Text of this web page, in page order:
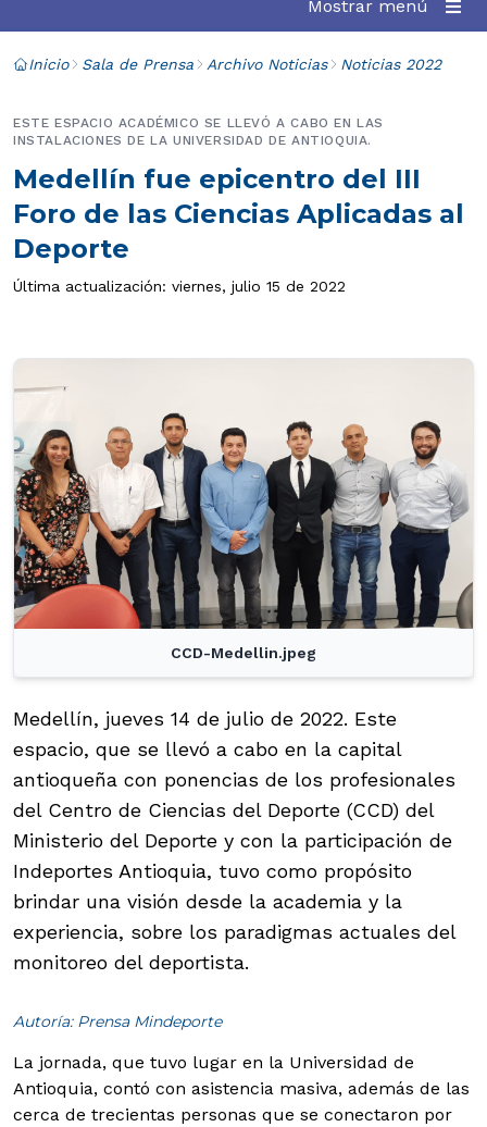
Mostrar menú
Inicio Sala de Prensa Archivo Noticias Noticias 2022
Medellín fue epicentro del III
Foro de las Ciencias Aplicadas al
Deporte
ESTE ESPACIO ACADÉMICO SE LLEVÓ A CABO EN LAS
INSTALACIONES DE LA UNIVERSIDAD DE ANTIOQUIA.
Última actualización: viernes, julio 15 de 2022
CCD-Medellin.jpeg
Medellín, jueves 14 de julio de 2022. Este
espacio, que se llevó a cabo en la capital
antioqueña con ponencias de los profesionales
del Centro de Ciencias del Deporte (CCD) del
Ministerio del Deporte y con la participación de
Indeportes Antioquia, tuvo como propósito
brindar una visión desde la academia y la
experiencia, sobre los paradigmas actuales del
monitoreo del deportista.
Autoría: Prensa Mindeporte
La jornada, que tuvo lugar en la Universidad de
Antioquia, contó con asistencia masiva, además de las
cerca de trecientas personas que se conectaron por